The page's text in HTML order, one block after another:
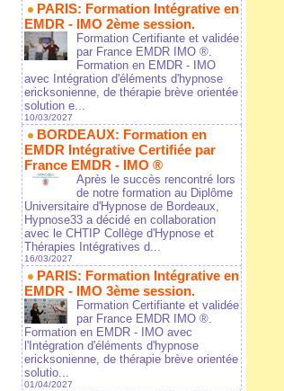
PARIS: Formation Intégrative en
EMDR - IMO 2ème session.
Formation Certifiante et validée
par France EMDR IMO ®.
Formation en EMDR - IMO
avec Intégration d'éléments d'hypnose
ericksonienne, de thérapie brève orientée
solution e...
10/03/2027
BORDEAUX: Formation en
EMDR Intégrative Certifiée par
France EMDR - IMO ®
Après le succès rencontré lors
de notre formation au Diplôme
Universitaire d'Hypnose de Bordeaux,
Hypnose33 a décidé en collaboration
avec le CHTIP Collège d'Hypnose et
Thérapies Intégratives d...
16/03/2027
PARIS: Formation Intégrative en
EMDR - IMO 3ème session.
Formation Certifiante et validée
par France EMDR IMO ®.
Formation en EMDR - IMO avec
l'Intégration d'éléments d'hypnose
ericksonienne, de thérapie brève orientée
solutio...
01/04/2027